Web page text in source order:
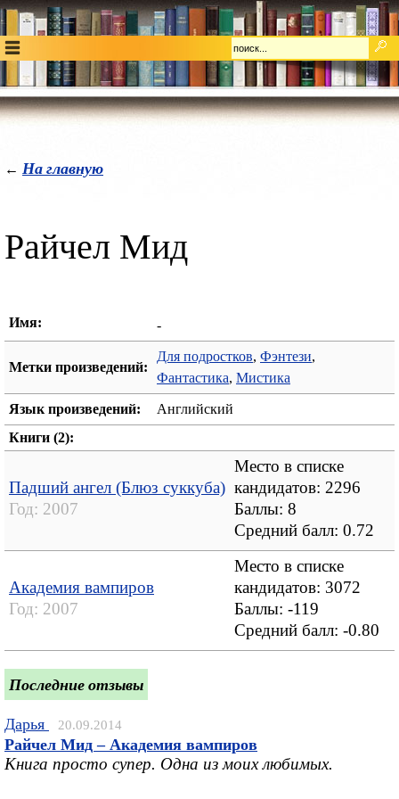
← На главную
Райчел Мид
Имя: -
Метки произведений:
Для подростков, Фэнтези,
Фантастика, Мистика
Язык произведений:
Английский
Книги (2):
Падший ангел (Блюз суккуба)
Год: 2007
Место в списке
кандидатов: 2296
Баллы: 8
Средний балл: 0.72
Академия вампиров
Год: 2007
Место в списке
кандидатов: 3072
Баллы: -119
Средний балл: -0.80
Последние отзывы
Дарья 20.09.2014
Райчел Мид – Академия вампиров
Книга просто супер. Одна из моих любимых.